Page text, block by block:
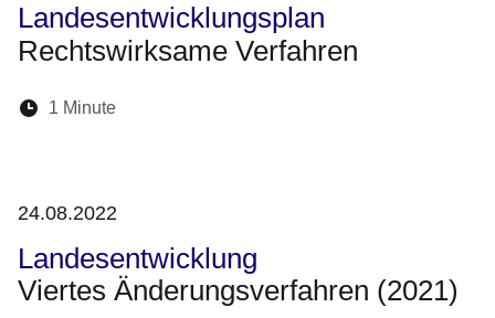
Landesentwicklungsplan
Rechtswirksame Verfahren
Lesedauer:
1 Minute
24.08.2022
Landesentwicklung
Viertes Änderungsverfahren (2021)